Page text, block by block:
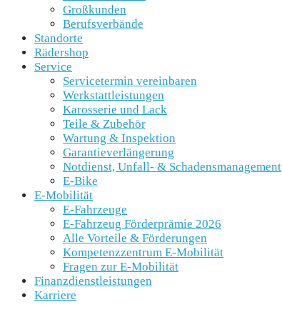
Großkunden
Berufsverbände
Standorte
Rädershop
Service
Servicetermin vereinbaren
Werkstattleistungen
Karosserie und Lack
Teile & Zubehör
Wartung & Inspektion
Garantieverlängerung
Notdienst, Unfall- & Schadensmanagement
E-Bike
E-Mobilität
E-Fahrzeuge
E-Fahrzeug Förderprämie 2026
Alle Vorteile & Förderungen
Kompetenzzentrum E-Mobilität
Fragen zur E-Mobilität
Finanzdienstleistungen
Karriere